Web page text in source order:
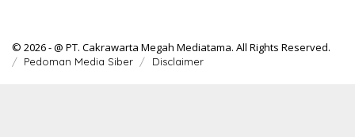
© 2026 - @ PT. Cakrawarta Megah Mediatama. All Rights Reserved.
Pedoman Media Siber Disclaimer